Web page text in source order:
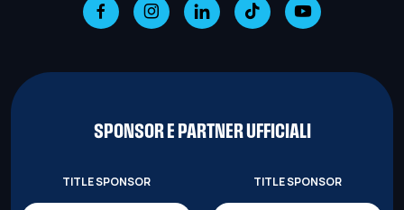
SPONSOR E PARTNER UFFICIALI
TITLE SPONSOR TITLE SPONSOR